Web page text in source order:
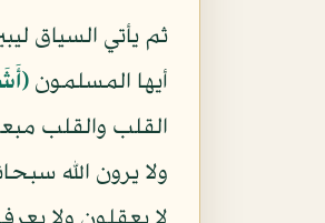
ثم يأتي السياق
أيها المسلمون
القلب والقلب
ولا يرون الله